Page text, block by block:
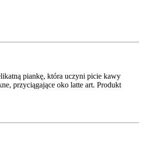
piankę, która uczyni picie kawy
przyciągające oko latte art. Produkt